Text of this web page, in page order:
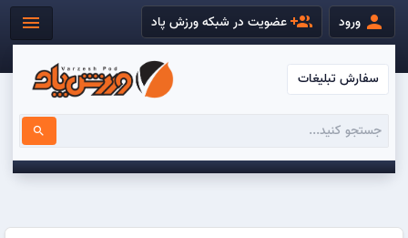
person ورود group_add عضویت در شبکه ورزش پاد menu
سفارش تبلیغات
search